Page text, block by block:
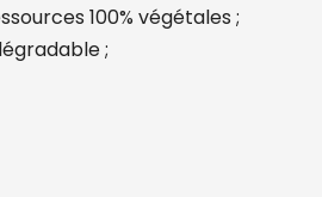
100% végétales ;
;